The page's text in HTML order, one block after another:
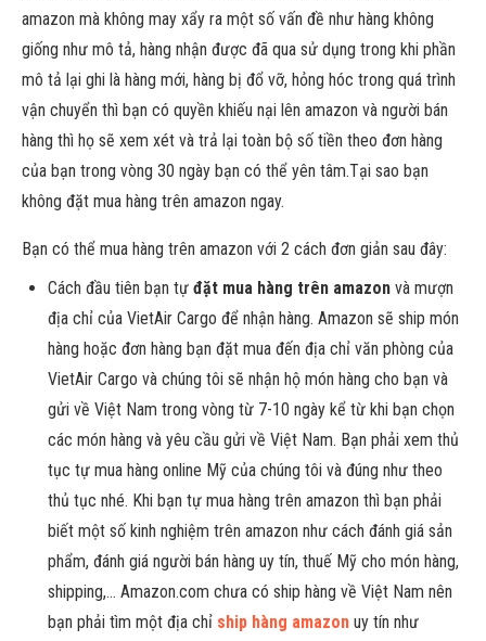
amazon mà không may xẩy ra một số vấn đề như hàng không
giống như mô tả, hàng nhận được đã qua sử dụng trong khi phần
mô tả lại ghi là hàng mới, hàng bị đổ vỡ, hỏng hóc trong quá trình
vận chuyển thì bạn có quyền khiếu nại lên amazon và người bán
hàng thì họ sẽ xem xét và trả lại toàn bộ số tiền theo đơn hàng
của bạn trong vòng 30 ngày bạn có thể yên tâm.Tại sao bạn
không đặt mua hàng trên amazon ngay.
Bạn có thể mua hàng trên amazon với 2 cách đơn giản sau đây:
Cách đầu tiên bạn tự đặt mua hàng trên amazon và mượn
địa chỉ của VietAir Cargo để nhận hàng. Amazon sẽ ship món
hàng hoặc đơn hàng bạn đặt mua đến địa chỉ văn phòng của
VietAir Cargo và chúng tôi sẽ nhận hộ món hàng cho bạn và
gửi về Việt Nam trong vòng từ 7-10 ngày kể từ khi bạn chọn
các món hàng và yêu cầu gửi về Việt Nam. Bạn phải xem thủ
tục tự mua hàng online Mỹ của chúng tôi và đúng như theo
thủ tục nhé. Khi bạn tự mua hàng trên amazon thì bạn phải
biết một số kinh nghiệm trên amazon như cách đánh giá sản
phẩm, đánh giá người bán hàng uy tín, thuế Mỹ cho món hàng,
shipping,… Amazon.com chưa có ship hàng về Việt Nam nên
bạn phải tìm một địa chỉ ship hàng amazon uy tín như